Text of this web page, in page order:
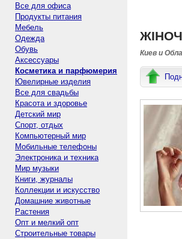
Все для офиса
Продукты питания
Мебель
Одежда
Обувь
Аксессуары
Косметика и парфюмерия
Ювелирные изделия
Все для свадьбы
Красота и здоровье
Детский мир
Спорт, отдых
Компьютерный мир
Мобильные телефоны
Электроника и техника
Мир музыки
Книги, журналы
Коллекции и искусство
Домашние животные
Растения
Опт и мелкий опт
Строительные товары
Киев и